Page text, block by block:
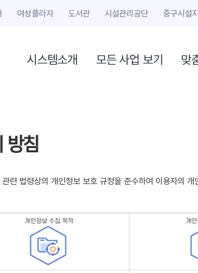
여성플라자 도서관 시설관리공단 중구시설
시스템소개 모든 사업 보기 맞
방침
련 법령상의 개인정보 보호 규정을 준수하여 이용자의